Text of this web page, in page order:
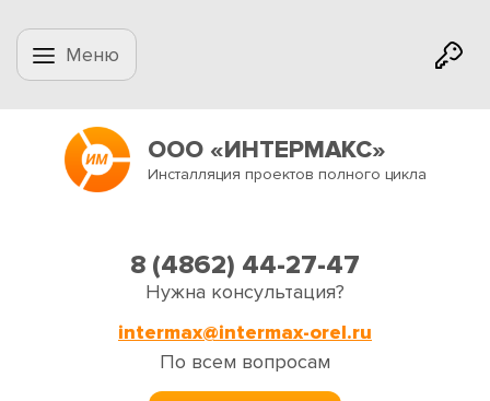
Меню
ООО «ИНТЕРМАКС»
Инсталляция проектов полного цикла
8 (4862) 44-27-47
Нужна консультация?
intermax@intermax-orel.ru
По всем вопросам